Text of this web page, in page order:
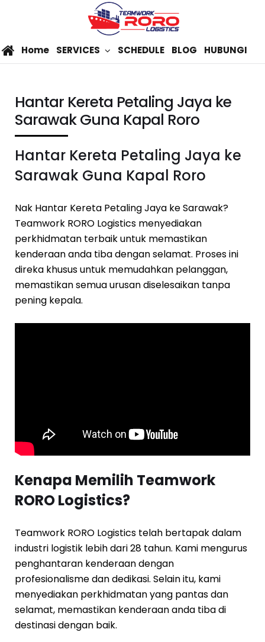
Home SERVICES SCHEDULE BLOG HUBUNGI
Hantar Kereta Petaling Jaya ke
Sarawak Guna Kapal Roro
Hantar Kereta Petaling Jaya ke
Sarawak Guna Kapal Roro
Nak Hantar Kereta Petaling Jaya ke Sarawak?
Teamwork RORO Logistics menyediakan
perkhidmatan terbaik untuk memastikan
kenderaan anda tiba dengan selamat. Proses ini
direka khusus untuk memudahkan pelanggan,
memastikan semua urusan diselesaikan tanpa
pening kepala.
Kenapa Memilih Teamwork
RORO Logistics?
Teamwork RORO Logistics telah bertapak dalam
industri logistik lebih dari 28 tahun. Kami mengurus
penghantaran kenderaan dengan
profesionalisme dan dedikasi. Selain itu, kami
menyediakan perkhidmatan yang pantas dan
selamat, memastikan kenderaan anda tiba di
destinasi dengan baik.